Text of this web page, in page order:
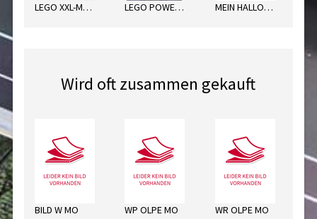
LEGO XXL-MAGAZIN LEGO POWER COMICS MEIN HALLOWEEN AUSMAL
Wird oft zusammen gekauft
BILD W MO WP OLPE MO WR OLPE MO